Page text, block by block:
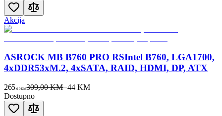
Akcija
ASROCK MB B760 PRO RSIntel B760, LGA1700,
4xDDR53xM.2, 4xSATA, RAID, HDMI, DP, ATX
265 00KM309,00 KM−44 KM
Dostupno